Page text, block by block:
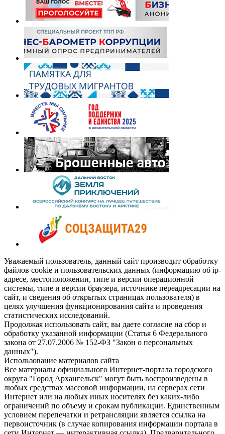
Уважаемый пользователь, данный сайт производит обработку
файлов cookie и пользовательских данных (информацию об ip-
адресе, местоположении, типе и версии операционной
системы, типе и версии браузера, источнике переадресации на
сайт, и сведения об открытых страницах пользователя) в
целях улучшения функционирования сайта и проведения
статистических исследований.
Продолжая использовать сайт, вы даете согласие на сбор и
обработку указанной информации (Статья 6 Федерального
закона от 27.07.2006 № 152-ФЗ "Закон о персональных
данных").
Использование материалов сайта
Все материалы официального Интернет-портала городского
округа "Город Архангельск" могут быть воспроизведены в
любых средствах массовой информации, на серверах сети
Интернет или на любых иных носителях без каких-либо
ограничений по объему и срокам публикации. Единственным
условием перепечатки и ретрансляции является ссылка на
первоисточник (в случае копирования информации портала в